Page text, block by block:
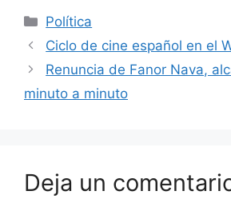
c
e
b
o
at
s
A
p
er gr
a
e
st
l
Categorías
Política
Ciclo de cine español en el
Renuncia de Fanor Nava,
minuto a minuto
Deja un